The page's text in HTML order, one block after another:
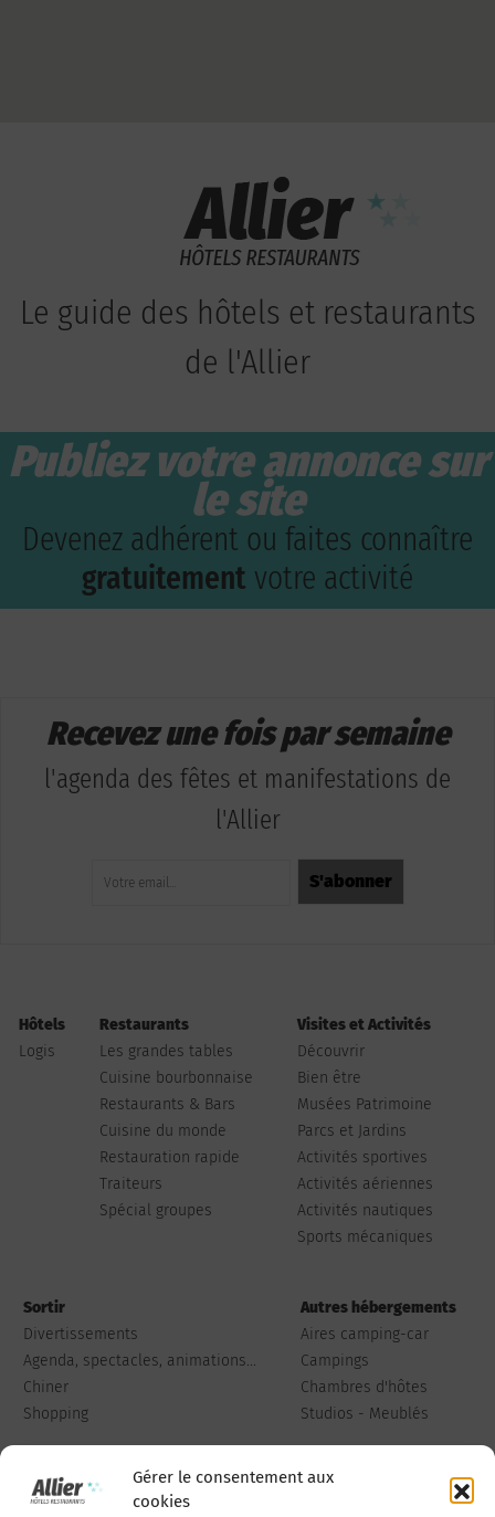
Gérer le consentement aux
cookies
Le guide des hôtels et restaurants
de l'Allier
Publiez votre annonce sur
le site
Devenez adhérent ou faites connaître
gratuitement votre activité
Recevez une fois par semaine
l'agenda des fêtes et manifestations de
l'Allier
Hôtels
Logis
Restaurants
Les grandes tables
Cuisine bourbonnaise
Restaurants & Bars
Cuisine du monde
Restauration rapide
Traiteurs
Spécial groupes
Visites et Activités
Découvrir
Bien être
Musées Patrimoine
Parcs et Jardins
Activités sportives
Activités aériennes
Activités nautiques
Sports mécaniques
Sortir
Divertissements
Agenda, spectacles, animations...
Chiner
Shopping
Autres hébergements
Aires camping-car
Campings
Chambres d'hôtes
Studios - Meublés